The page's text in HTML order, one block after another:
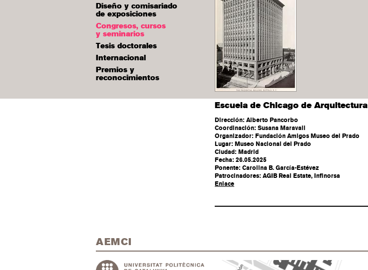
Diseño y comisariado
de exposiciones
Congresos, cursos
y seminarios
Tesis doctorales
Internacional
Premios y
reconocimientos
Escuela de Chicago de Arquitectura
Dirección: Alberto Pancorbo
Coordinación: Susana Maravall
Organizador: Fundación Amigos Museo del Prado
Lugar: Museo Nacional del Prado
Ciudad: Madrid
Fecha: 26.05.2025
Ponente: Carolina B. García-Estévez
Patrocinadores: AGIB Real Estate, Infinorsa
Enlace
AEMCI